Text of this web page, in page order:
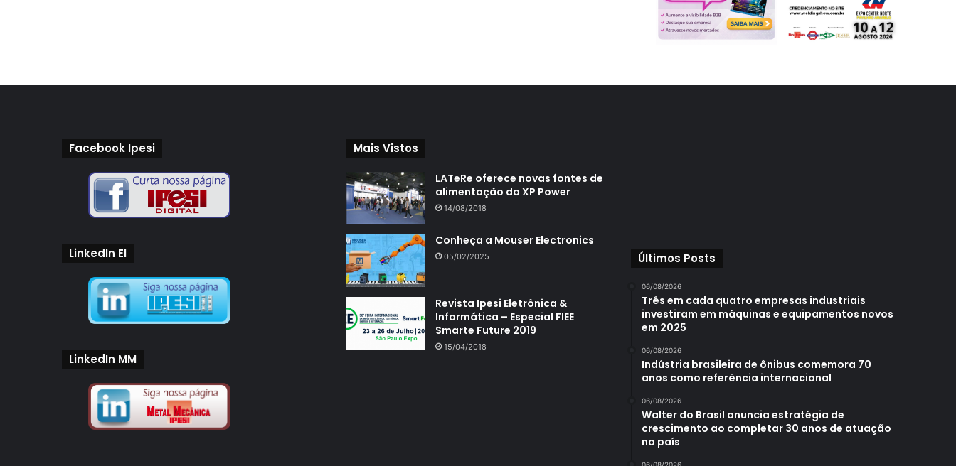
Facebook Ipesi
LinkedIn EI
LinkedIn MM
Mais Vistos
LATeRe oferece novas fontes de
alimentação da XP Power
14/08/2018
Conheça a Mouser Electronics
05/02/2025
Revista Ipesi Eletrônica &
Informática – Especial FIEE
Smarte Future 2019
15/04/2018
Últimos Posts
06/08/2026
Três em cada quatro empresas industriais
investiram em máquinas e equipamentos novos
em 2025
06/08/2026
Indústria brasileira de ônibus comemora 70
anos como referência internacional
06/08/2026
Walter do Brasil anuncia estratégia de
crescimento ao completar 30 anos de atuação
no país